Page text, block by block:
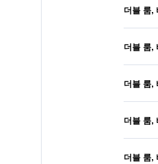
더블 룸,
더블 룸,
더블 룸,
더블 룸,
더블 룸,